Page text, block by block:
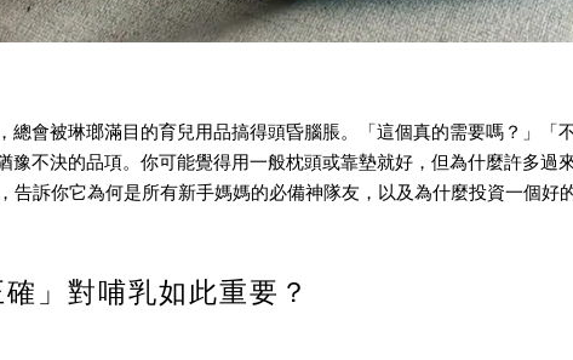
總會被琳瑯滿目的育兒用品搞得頭昏腦脹。「這個真的需要嗎？」「
豫不決的品項。你可能覺得用一般枕頭或靠墊就好，但為什麼許多過
告訴你它為何是所有新手媽媽的必備神隊友，以及為什麼投資一個好
」對哺乳如此重要？